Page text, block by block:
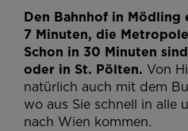
Den Bahnhof in Mödling
7 Minuten, die
Schon in 30 Minuten
oder in St. Pölten. Von
natürlich auch mit dem
wo aus Sie schnell in alle
nach Wien kommen.